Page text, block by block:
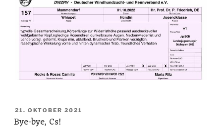
VERÖFFENTLICHT
AM
21. OKTOBER 2021
Bye-bye, Cs!